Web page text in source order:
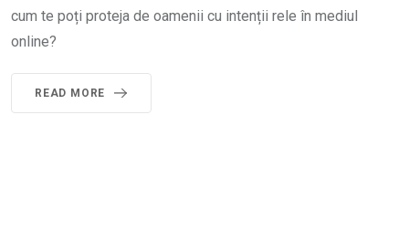
cum te poți proteja de oamenii cu intenții rele în mediul
online?
READ MORE